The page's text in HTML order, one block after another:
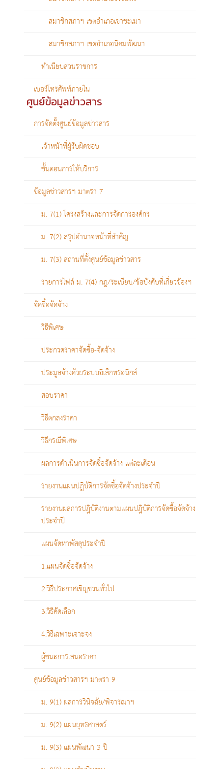
สมาชิกสภาฯ เขตอำเภอเขาชะเมา
สมาชิกสภาฯ เขตอำเภอนิคมพัฒนา
ทำเนียบส่วนราชการ
เบอร์โทรศัพท์ภายใน
ศูนย์ข้อมูลข่าวสาร
การจัดตั้งศูนย์ข้อมูลข่าวสาร
เจ้าหน้าที่ผู้รับผิดชอบ
ขั้นตอนการให้บริการ
ข้อมูลข่าวสารฯ มาตรา 7
ม. 7(1) โครงสร้างและการจัดการองค์กร
ม. 7(2) สรุปอำนาจหน้าที่สำคัญ
ม. 7(3) สถานที่ตั้งศูนย์ข้อมูลข่าวสาร
รายการไฟล์ ม. 7(4) กฎ/ระเบียบ/ข้อบังคับที่เกี่ยวข้องฯ
จัดซื้อจัดจ้าง
วิธีพิเศษ
ประกวดราคาจัดซื้อ-จัดจ้าง
ประมูลจ้างด้วยระบบอิเล็กทรอนิกส์
สอบราคา
วิธีตกลงราคา
วิธีกรณีพิเศษ
ผลการดำเนินการจัดซื้อจัดจ้าง แต่ละเดือน
รายงานแผนปฎิบัติการจัดซื้อจัดจ้างประจำปี
รายงานผลการปฎิบัติงานตามแผนปฎิบัติการจัดซื้อจัดจ้าง
ประจำปี
แผนจัดหาพัสดุประจำปี
1.แผนจัดซื้อจัดจ้าง
2.วิธีประกาศเชิญชวนทั่วไป
3.วิธีคัดเลือก
4.วิธีเฉพาะเจาะจง
ผู้ชนะการเสนอราคา
ศูนย์ข้อมูลข่าวสารฯ มาตรา 9
ม. 9(1) ผลการวินิจฉัย/พิจารณาฯ
ม. 9(2) แผนยุทธศาสตร์
ม. 9(3) แผนพัฒนา 3 ปี